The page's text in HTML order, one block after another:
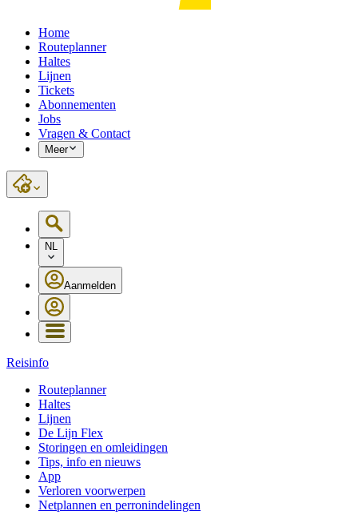
Home
Routeplanner
Haltes
Lijnen
Tickets
Abonnementen
Jobs
Vragen & Contact
Meer
NL
Aanmelden
Reisinfo
Routeplanner
Haltes
Lijnen
De Lijn Flex
Storingen en omleidingen
Tips, info en nieuws
App
Verloren voorwerpen
Netplannen en perronindelingen